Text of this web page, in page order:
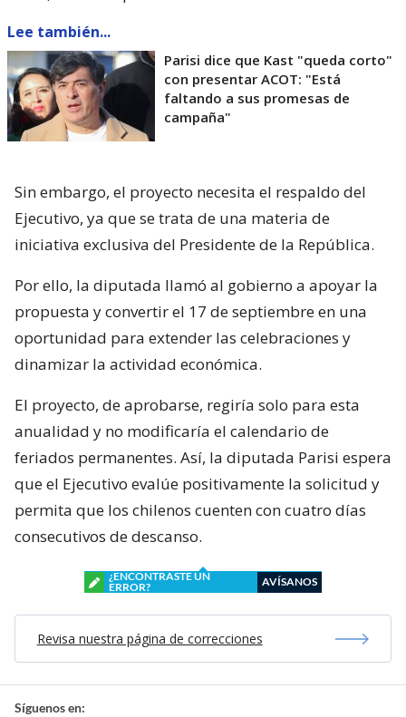
Lee también...
Parisi dice que Kast "queda corto"
con presentar ACOT: "Está
faltando a sus promesas de
campaña"
Sin embargo, el proyecto necesita el respaldo del
Ejecutivo, ya que se trata de una materia de
iniciativa exclusiva del Presidente de la República.
Por ello, la diputada llamó al gobierno a apoyar la
propuesta y convertir el 17 de septiembre en una
oportunidad para extender las celebraciones y
dinamizar la actividad económica.
El proyecto, de aprobarse, regiría solo para esta
anualidad y no modificaría el calendario de
feriados permanentes. Así, la diputada Parisi espera
que el Ejecutivo evalúe positivamente la solicitud y
permita que los chilenos cuenten con cuatro días
consecutivos de descanso.
¿ENCONTRASTE UN
ERROR?
AVÍSANOS
Revisa nuestra página de correcciones
Síguenos en: